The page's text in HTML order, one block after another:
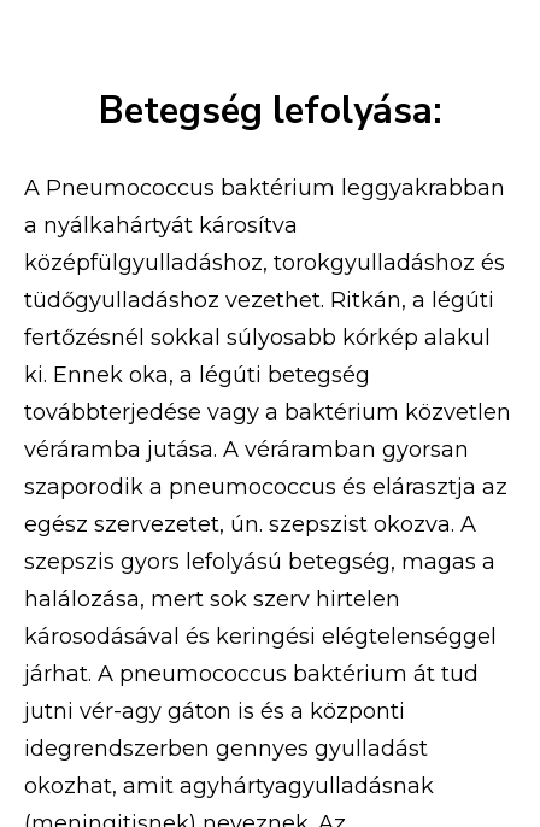
Betegség lefolyása:
A Pneumococcus baktérium leggyakrabban
a nyálkahártyát károsítva
középfülgyulladáshoz, torokgyulladáshoz és
tüdőgyulladáshoz vezethet. Ritkán, a légúti
fertőzésnél sokkal súlyosabb kórkép alakul
ki. Ennek oka, a légúti betegség
továbbterjedése vagy a baktérium közvetlen
véráramba jutása. A véráramban gyorsan
szaporodik a pneumococcus és elárasztja az
egész szervezetet, ún. szepszist okozva. A
szepszis gyors lefolyású betegség, magas a
halálozása, mert sok szerv hirtelen
károsodásával és keringési elégtelenséggel
járhat. A pneumococcus baktérium át tud
jutni vér-agy gáton is és a központi
idegrendszerben gennyes gyulladást
okozhat, amit agyhártyagyulladásnak